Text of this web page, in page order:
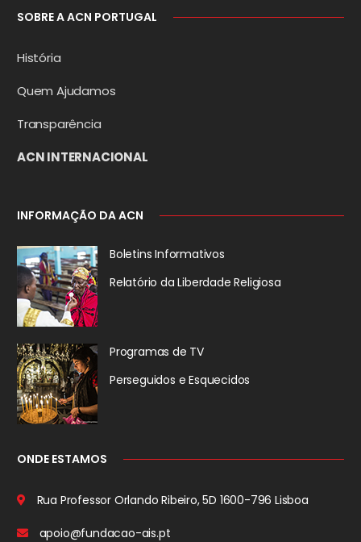
SOBRE A ACN PORTUGAL
História
Quem Ajudamos
Transparência
ACN INTERNACIONAL
INFORMAÇÃO DA ACN
Boletins Informativos
Relatório da Liberdade Religiosa
Programas de TV
Perseguidos e Esquecidos
ONDE ESTAMOS
Rua Professor Orlando Ribeiro, 5D 1600-796 Lisboa
apoio@fundacao-ais.pt